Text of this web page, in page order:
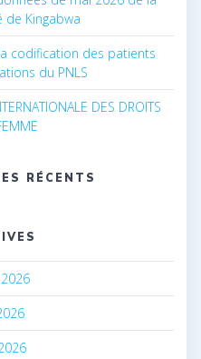
de Kingabwa
codification des patients
du PNLS
DES DROITS
RÉCENTS